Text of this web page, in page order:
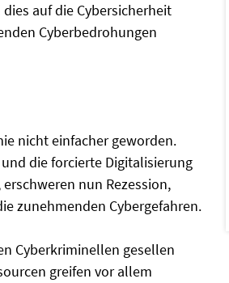
auf die Cybersicherheit
Cyberbedrohungen
nicht einfacher geworden.
die forcierte Digitalisierung
nun Rezession,
zunehmenden Cybergefahren.
Cyberkriminellen gesellen
greifen vor allem